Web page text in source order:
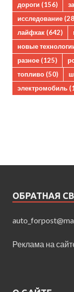
дороги (156)
исследование
лайфхак (642)
новые
разное (125)
топливо (50)
электромобиль
ОБРАТНАЯ
Реклама на